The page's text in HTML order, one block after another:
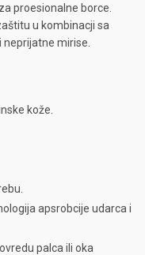
proesionalne borce.
u kombinacji sa
mirise.
kože.
apsrobcije udarca i
palca ili oka